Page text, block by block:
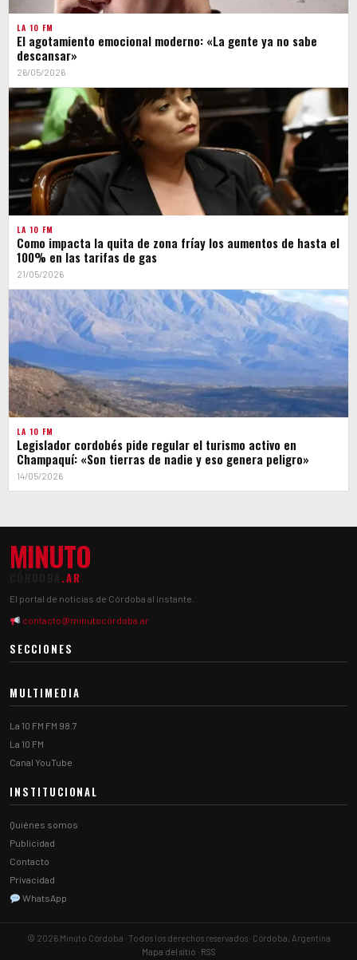
LA 10 FM
El agotamiento emocional moderno: «La gente ya no sabe
descansar»
26/05/2026
LA 10 FM
Como impacta la quita de zona fríay los aumentos de hasta el
100% en las tarifas de gas
21/05/2026
LA 10 FM
Legislador cordobés pide regular el turismo activo en
Champaquí: «Son tierras de nadie y eso genera peligro»
14/05/2026
MINUTO
.AR
El portal de noticias de Córdoba al instante.
contacto@minutocordoba.ar
SECCIONES
MULTIMEDIA
La 10 FM FM 98.7
La 10 FM
Canal YouTube
INSTITUCIONAL
Quiénes somos
Publicidad
Contacto
Privacidad
WhatsApp
© 2026 Minuto Córdoba · Todos los derechos reservados · Córdoba, Argentina
Mapa del sitio · RSS